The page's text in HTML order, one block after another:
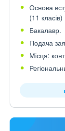
Основа
(11 класів)
Бакалавр.
Подача
Місця: